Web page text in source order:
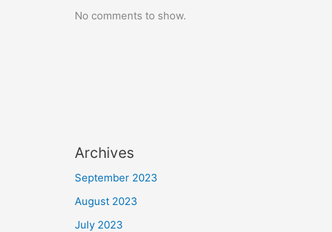
No comments to show.
Archives
September 2023
August 2023
July 2023